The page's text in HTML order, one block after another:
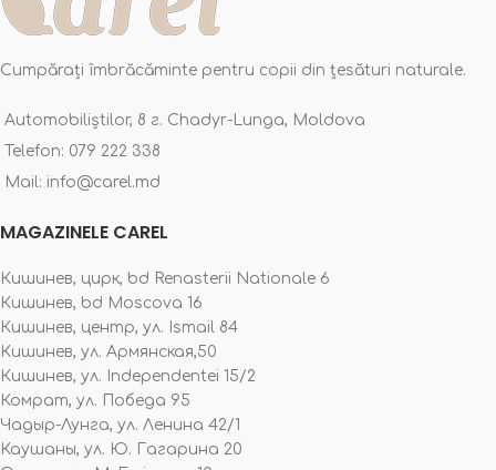
Cumpărați îmbrăcăminte pentru copii din țesături naturale.
Automobiliștilor, 8 г. Chadyr-Lunga, Moldova
Telefon: 079 222 338
Mail: info@carel.md
MAGAZINELE CAREL
Кишинев, цирк, bd Renasterii Nationale 6
Кишинев, bd Moscova 16
Кишинев, центр, ул. Ismail 84
Кишинев, ул. Армянская,50
Кишинев, ул. Independentei 15/2
Комрат, ул. Победа 95
Чадыр-Лунга, ул. Ленина 42/1
Каушаны, ул. Ю. Гагарина 20